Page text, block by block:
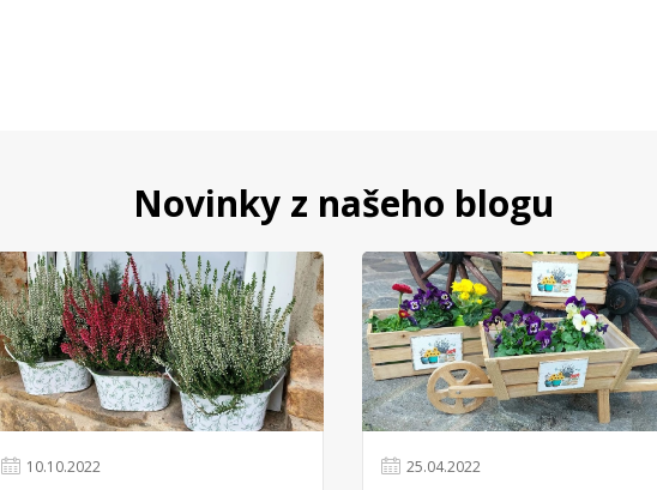
Novinky z našeho blogu
10.10.2022 25.04.2022